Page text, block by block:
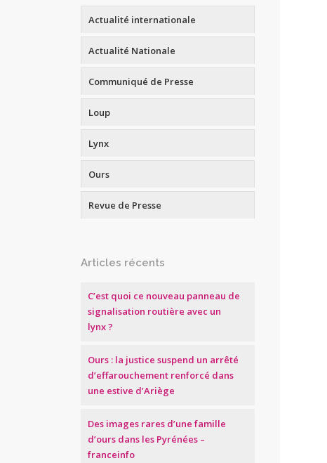
Actualité internationale
Actualité Nationale
Communiqué de Presse
Loup
Lynx
Ours
Revue de Presse
Articles récents
C’est quoi ce nouveau panneau de
signalisation routière avec un
lynx ?
Ours : la justice suspend un arrêté
d’effarouchement renforcé dans
une estive d’Ariège
Des images rares d’une famille
d’ours dans les Pyrénées –
franceinfo